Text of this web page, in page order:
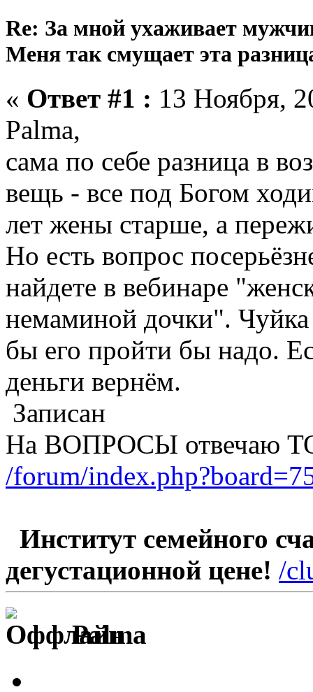
Re: За мной ухаживает
Меня так смущает эта
« Ответ #1 : 13 Ноября,
Palma,
сама по себе разница в
вещь - все под Богом
лет жены старше, а
Но есть вопрос
найдете в вебинаре
немаминой дочки". Чуйка
бы его пройти бы надо.
деньги вернём.
Записан
На ВОПРОСЫ отвечаю
/forum/
Институт семейного
дегустационной цене! /
Palma